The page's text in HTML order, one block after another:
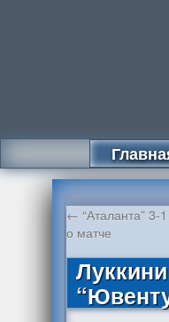
← “Аталанта” 3-
о матче